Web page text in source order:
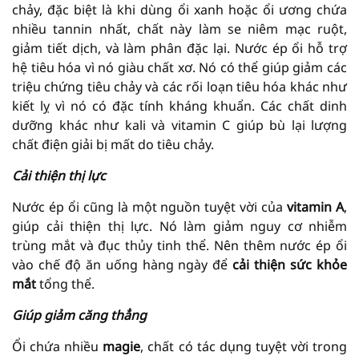
chảy, đặc biệt là khi dùng ổi xanh hoặc ổi ương chứa
nhiều tannin nhất, chất này làm se niêm mạc ruột,
giảm tiết dịch, và làm phân đặc lại. Nước ép ổi hỗ trợ
hệ tiêu hóa vì nó giàu chất xơ. Nó có thể giúp giảm các
triệu chứng tiêu chảy và các rối loạn tiêu hóa khác như
kiết lỵ vì nó có đặc tính kháng khuẩn. Các chất dinh
dưỡng khác như kali và vitamin C giúp bù lại lượng
chất điện giải bị mất do tiêu chảy.
Cải thiện thị lực
Nước ép ổi cũng là một nguồn tuyệt vời củavitamin A,
giúp cải thiện thị lực. Nó làm giảm nguy cơ nhiễm
trùng mắt và đục thủy tinh thể. Nên thêm nước ép ổi
vào chế độ ăn uống hàng ngày đểcải thiện sức khỏe
mắttổng thể.
Giúp giảm căng thẳng
Ổi chứa nhiều magie, chất có tác dụng tuyệt vời trong